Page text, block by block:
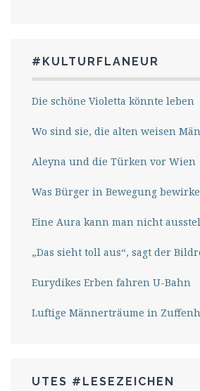
#KULTURFLANEUR
Die schöne Violetta könnte leben
Wo sind sie, die alten weisen
Aleyna und die Türken vor Wien
Was Bürger in Bewegung
Eine Aura kann man nicht
„Das sieht toll aus“, sagt der
Eurydikes Erben fahren U-Bahn
Luftige Männerträume in
UTES #LESEZEICHEN